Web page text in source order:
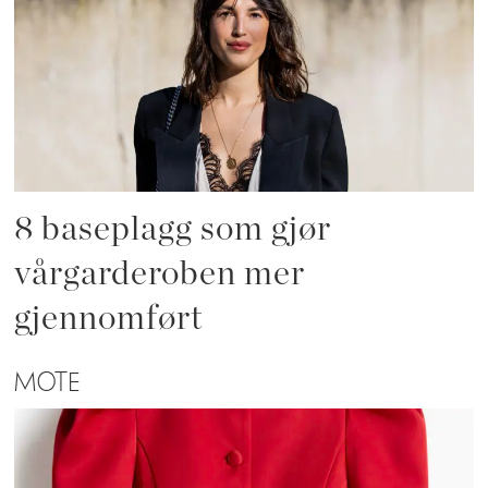
8 baseplagg som gjør
vårgarderoben mer
gjennomført
MOTE